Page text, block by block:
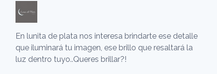
En lunita de plata nos interesa brindarte ese detalle
que iluminará tu imagen, ese brillo que resaltará la
luz dentro tuyo..Queres brillar?!